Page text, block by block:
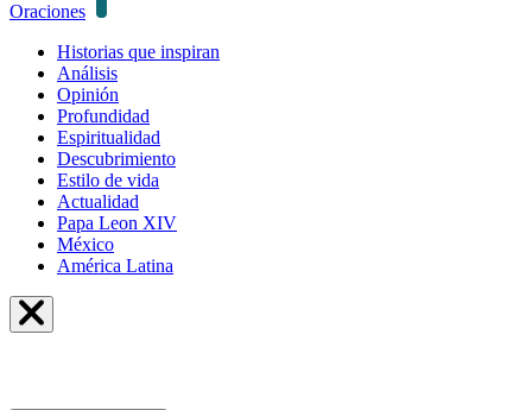
Oraciones
Historias que inspiran
Análisis
Opinión
Profundidad
Espiritualidad
Descubrimiento
Estilo de vida
Actualidad
Papa Leon XIV
México
América Latina